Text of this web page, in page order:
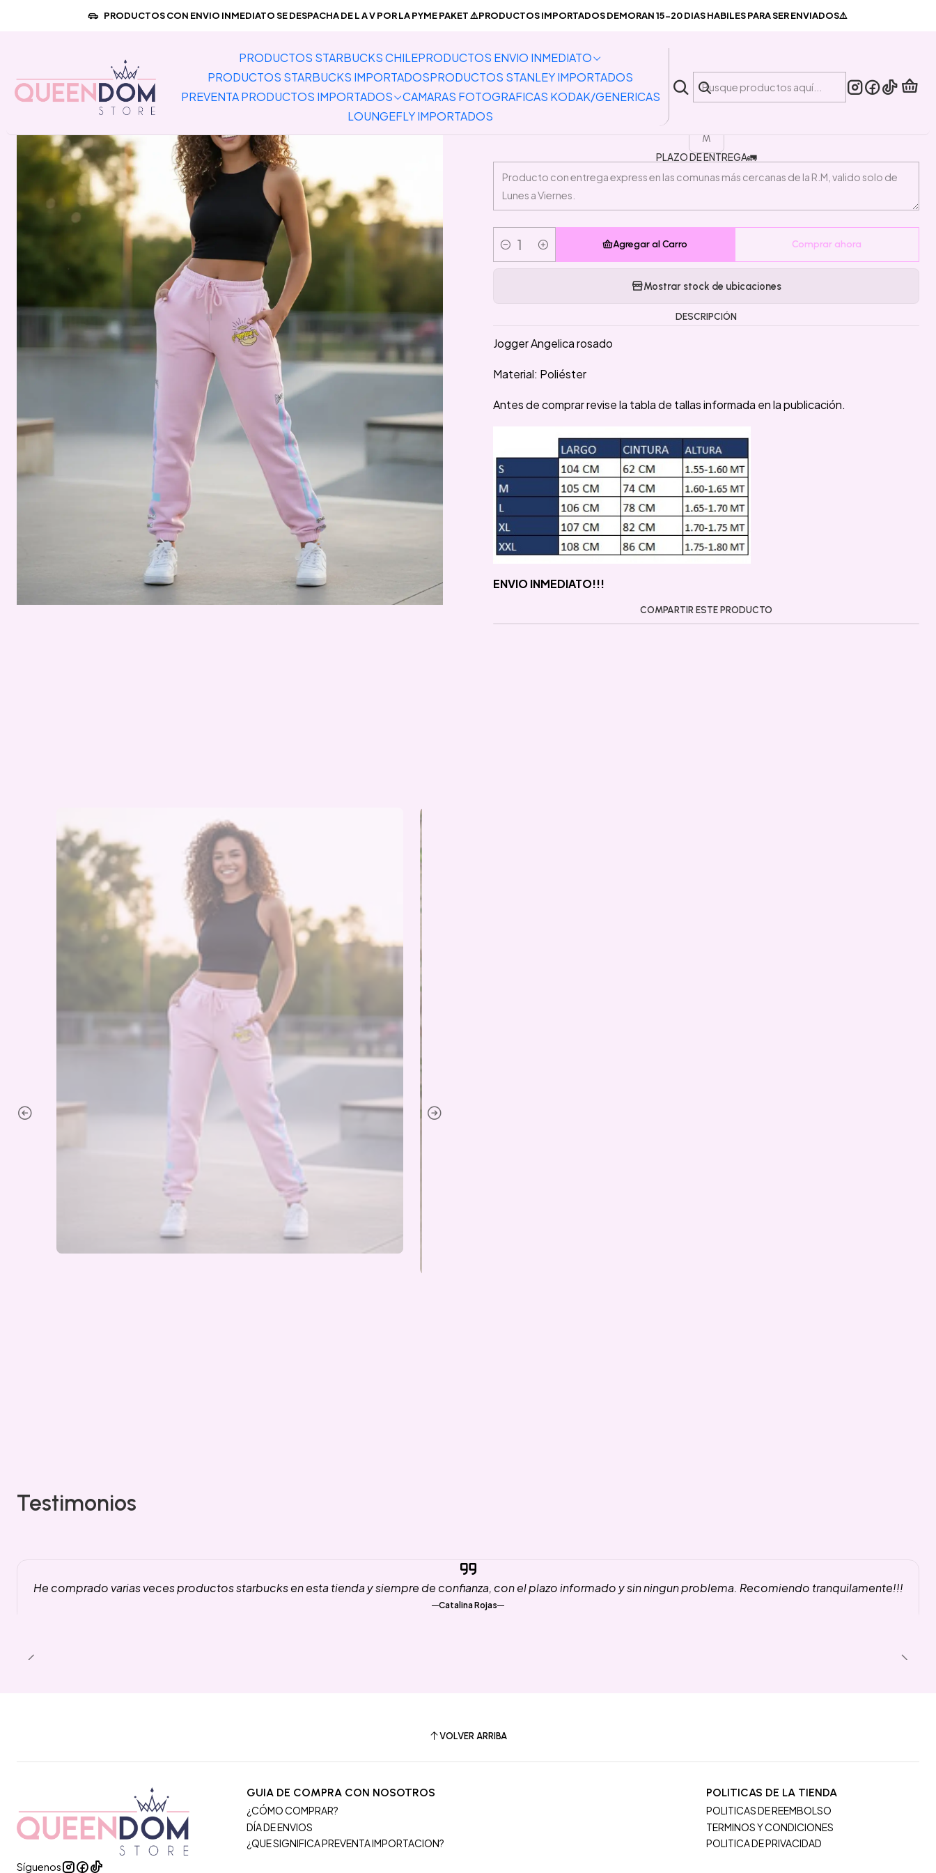
PRODUCTOS STARBUCKS CHILEPRODUCTOS ENVIO INMEDIATO
PRODUCTOS STARBUCKS IMPORTADOSPRODUCTOS STANLEY IMPORTADOS
PREVENTA PRODUCTOS IMPORTADOS
CAMARAS FOTOGRAFICAS KODAK/GENERICAS
LOUNGEFLY IMPORTADOS
PRODUCTOS CON ENVIO INMEDIATO SE DESPACHA DE L A V POR LA PYME PAKET ⚠️PRODUCTOS IMPORTADOS DEMORAN 15-20 DIAS HABILES PARA SER ENVIADOS⚠️
Inicio PRODUCTOS ENVIO INMEDIATO Vestimenta Jogger Angelica Rugrats
Jogger Angelica Rugrats
M
PLAZO DE ENTREGA🚛
Cantidad
Agregar al Carro Comprar ahora
Mostrar stock de ubicaciones
DESCRIPCIÓN
Jogger Angelica rosado
Material: Poliéster
Antes de comprar revise la tabla de tallas informada en la publicación.
ENVIO INMEDIATO!!!
COMPARTIR ESTE PRODUCTO
Testimonios
He comprado varias veces productos starbucks en esta tienda y siempre de confianza, con el plazo informado y sin ningun problema. Recomiendo tranquilamente!!!
Catalina Rojas
VOLVER ARRIBA
Síguenos
GUIA DE COMPRA CON NOSOTROS
¿CÓMO COMPRAR?
DÍA DE ENVIOS
¿QUE SIGNIFICA PREVENTA IMPORTACION?
POLITICAS DE LA TIENDA
POLITICAS DE REEMBOLSO
TERMINOS Y CONDICIONES
POLITICA DE PRIVACIDAD